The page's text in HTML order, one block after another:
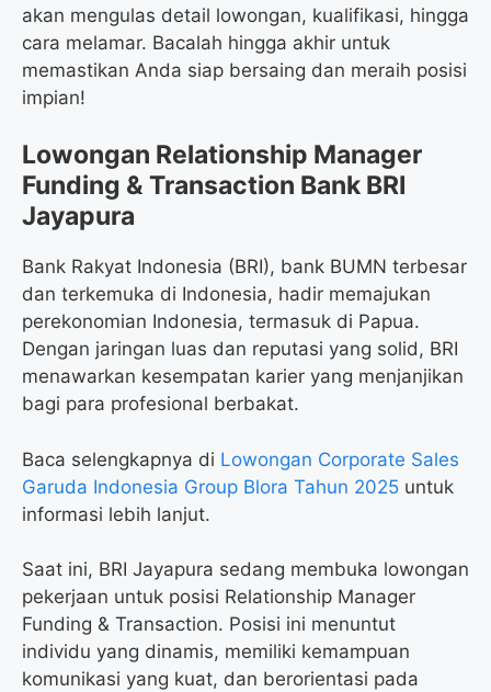
akan mengulas detail lowongan, kualifikasi, hingga
cara melamar. Bacalah hingga akhir untuk
memastikan Anda siap bersaing dan meraih posisi
impian!
Lowongan Relationship Manager
Funding & Transaction Bank BRI
Jayapura
Bank Rakyat Indonesia (BRI), bank BUMN terbesar
dan terkemuka di Indonesia, hadir memajukan
perekonomian Indonesia, termasuk di Papua.
Dengan jaringan luas dan reputasi yang solid, BRI
menawarkan kesempatan karier yang menjanjikan
bagi para profesional berbakat.
Baca selengkapnya di Lowongan Corporate Sales
Garuda Indonesia Group Blora Tahun 2025 untuk
informasi lebih lanjut.
Saat ini, BRI Jayapura sedang membuka lowongan
pekerjaan untuk posisi Relationship Manager
Funding & Transaction. Posisi ini menuntut
individu yang dinamis, memiliki kemampuan
komunikasi yang kuat, dan berorientasi pada